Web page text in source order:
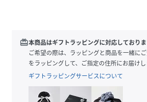
※商品の色味は、撮影場所や光のあたり
いの機器により色味が違って見える場合
ご了承ください。
※定価（税込）は、2026年1月1日のセー
おける販売価格です。
redeem本商品はギフトラッピングに対応しておりま
ご希望の際は、ラッピングと商品を一緒に
をラッピングして、ご指定の住所にお届けし
ギフトラッピングサービスについて